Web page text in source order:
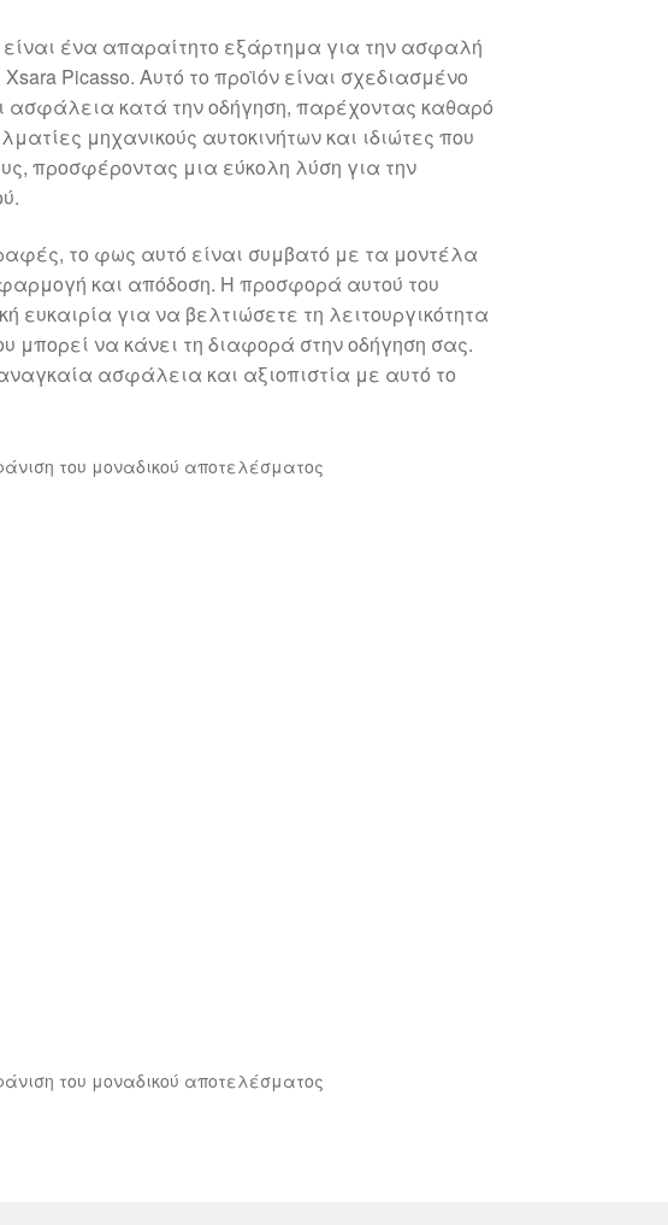
είναι ένα απαραίτητο εξάρτημα για την ασφαλή
Picasso. Αυτό το προϊόν είναι σχεδιασμένο
ασφάλεια κατά την οδήγηση, παρέχοντας καθαρό
μηχανικούς αυτοκινήτων και ιδιώτες που
προσφέροντας μια εύκολη λύση για την
το φως αυτό είναι συμβατό με τα μοντέλα
και απόδοση. Η προσφορά αυτού του
ευκαιρία για να βελτιώσετε τη λειτουργικότητα
μπορεί να κάνει τη διαφορά στην οδήγηση σας.
ασφάλεια και αξιοπιστία με αυτό το
του μοναδικού αποτελέσματος
του μοναδικού αποτελέσματος